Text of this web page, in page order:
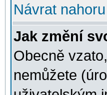
Návrat nahoru
Jak změní
Obecně
nemůžete